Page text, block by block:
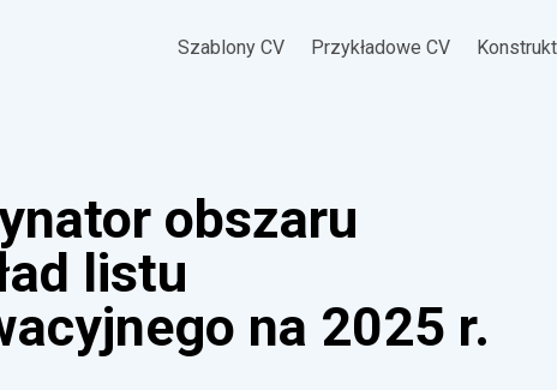
Szablony CV Przykładowe CV
obszaru
listu
na 2025 r.